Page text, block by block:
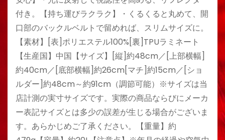
付き。【持ち運びラクラク】・くるくると丸めて、開
口部のバックルベルトで留めれば、スリムサイズに。
【素材】[表]ポリエステル100%[裏]TPUラミネート
【生産国】中国【サイズ】[縦]約48cm／[上部横幅]
約40cm／[底部横幅]約26cm[マチ]約15cm／[ショ
ルダー]約48cm～約91cm（調節可能）※サイズは当
店計測の実寸サイズです。実際の商品ならびにメーカ
ー表記サイズとは多少の誤差が生じる場合がございま
す。あらかじめご了承ください。【重量】約